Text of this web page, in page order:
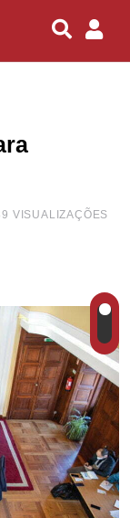
VISUALIZAÇÕES